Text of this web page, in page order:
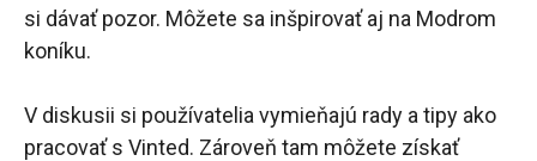
si dávať pozor. Môžete sa inšpirovať aj na Modrom
koníku.
V diskusii si používatelia vymieňajú rady a tipy ako
pracovať s Vinted. Zároveň tam môžete získať